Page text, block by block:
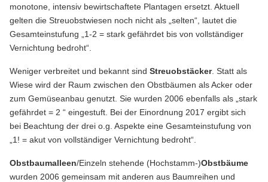
monotone, intensiv bewirtschaftete Plantagen ersetzt. Aktuell
gelten die Streuobstwiesen noch nicht als „selten“, lautet die
Gesamteinstufung „1-2 = stark gefährdet bis von vollständiger
Vernichtung bedroht“.
Weniger verbreitet und bekannt sindStreuobstäcker. Statt als
Wiese wird der Raum zwischen den Obstbäumen als Acker oder
zum Gemüseanbau genutzt. Sie wurden 2006 ebenfalls als „stark
gefährdet = 2 “ eingestuft. Bei der Einordnung 2017 ergibt sich
bei Beachtung der drei o.g. Aspekte eine Gesamteinstufung von
„1! = akut von vollständiger Vernichtung bedroht“.
Obstbaumalleen/Einzeln stehende (Hochstamm-)Obstbäume
wurden 2006 gemeinsam mit anderen aus Baumreihen und